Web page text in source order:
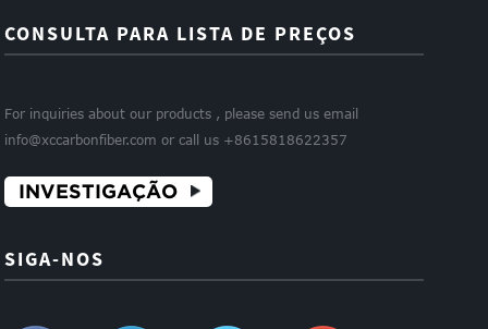
CONSULTA PARA LISTA DE PREÇOS
For inquiries about our products , please send us email
info@xccarbonfiber.com or call us +8615818622357
INVESTIGAÇÃO
SIGA-NOS